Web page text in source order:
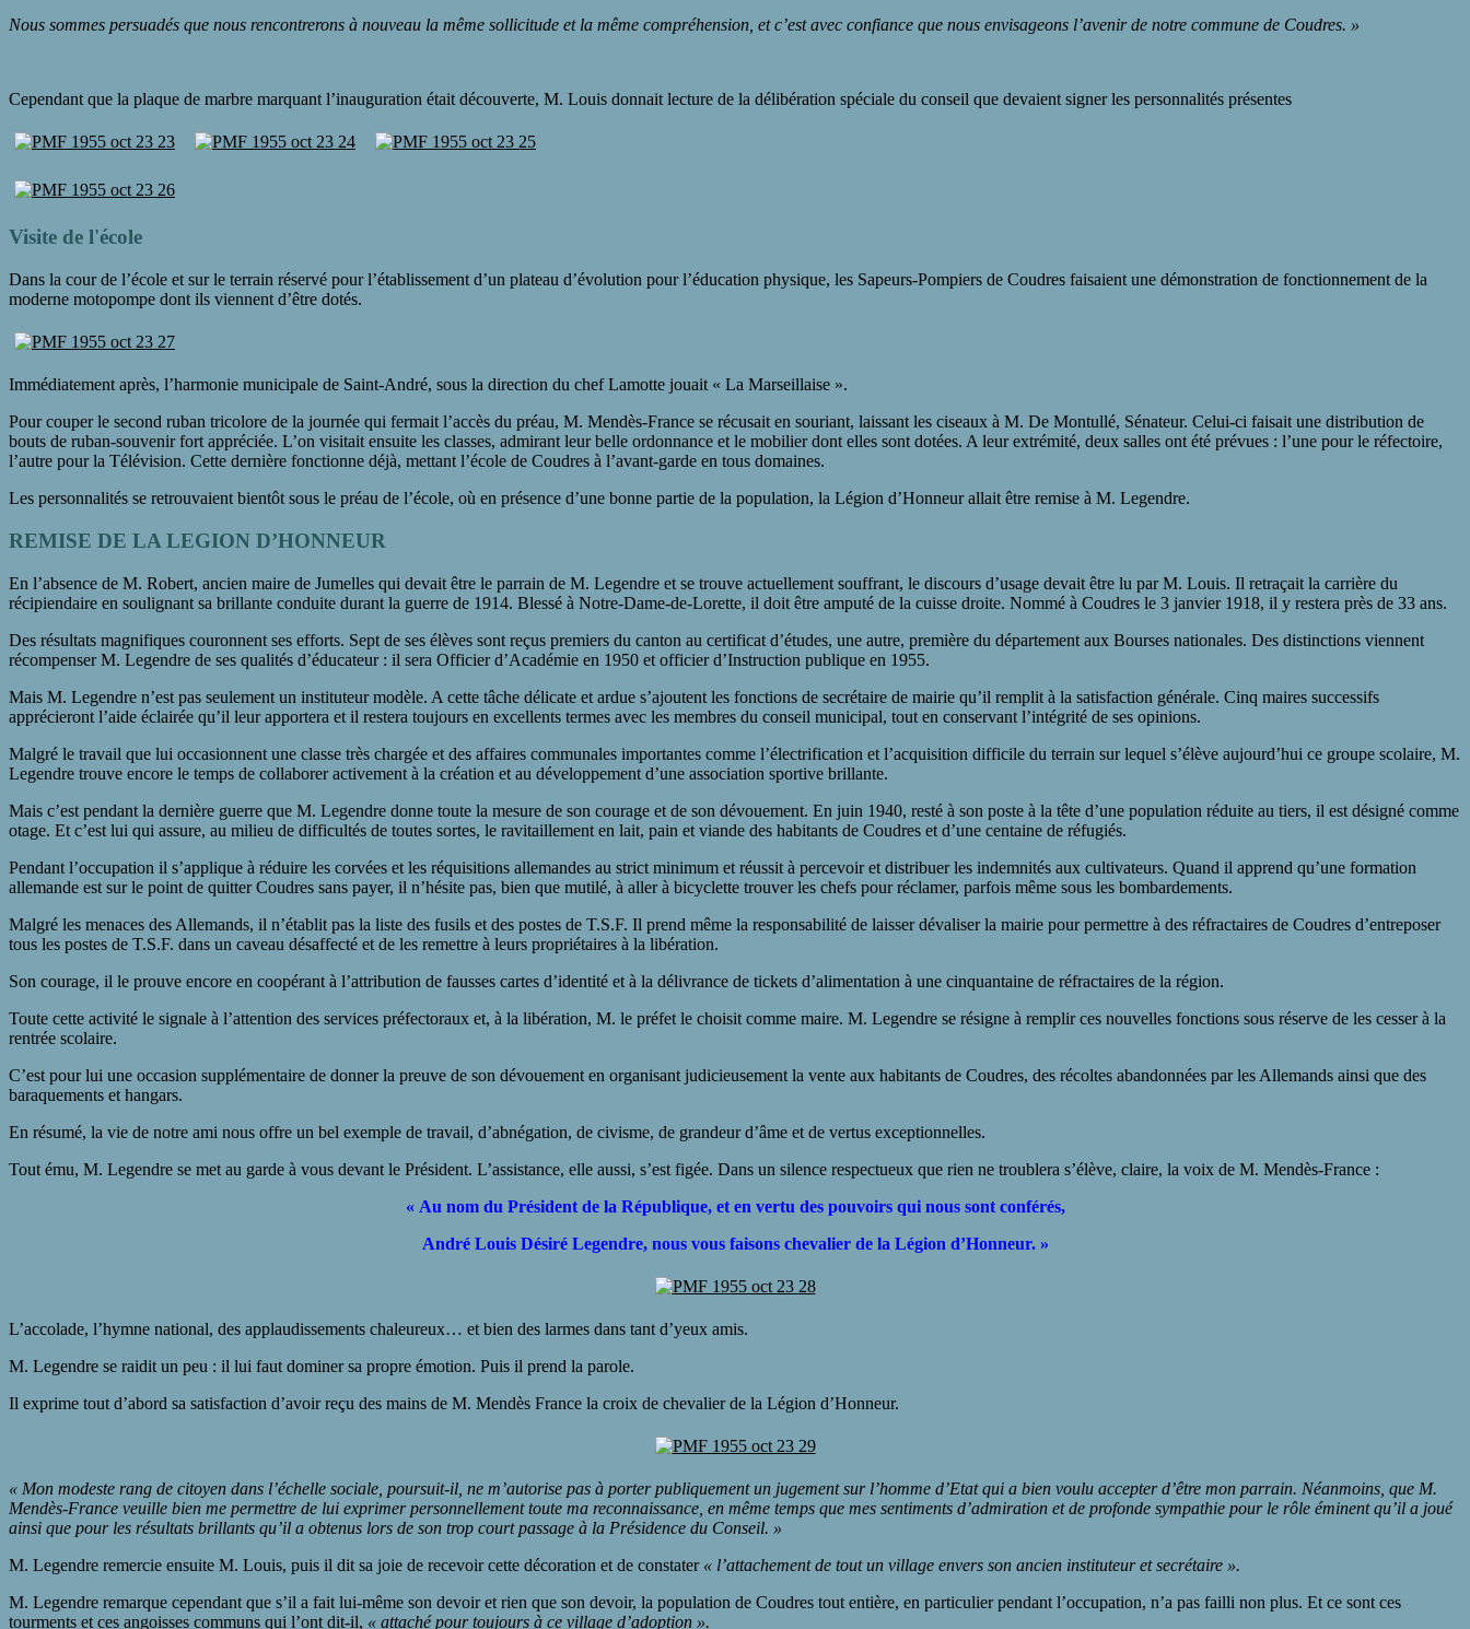
Nous sommes persuadés que nous rencontrerons à nouveau la même sollicitude et la même compréhension, et c’est avec confiance que nous envisageons l’avenir de notre commune de Coudres. »
Cependant que la plaque de marbre marquant l’inauguration était découverte, M. Louis donnait lecture de la délibération spéciale du conseil que devaient signer les personnalités présentes
Visite de l'école
Dans la cour de l’école et sur le terrain réservé pour l’établissement d’un plateau d’évolution pour l’éducation physique, les Sapeurs-Pompiers de Coudres faisaient une démonstration de fonctionnement de la
moderne motopompe dont ils viennent d’être dotés.
Immédiatement après, l’harmonie municipale de Saint-André, sous la direction du chef Lamotte jouait « La Marseillaise ».
Pour couper le second ruban tricolore de la journée qui fermait l’accès du préau, M. Mendès-France se récusait en souriant, laissant les ciseaux à M. De Montullé, Sénateur. Celui-ci faisait une distribution de
bouts de ruban-souvenir fort appréciée. L’on visitait ensuite les classes, admirant leur belle ordonnance et le mobilier dont elles sont dotées. A leur extrémité, deux salles ont été prévues : l’une pour le réfectoire,
l’autre pour la Télévision. Cette dernière fonctionne déjà, mettant l’école de Coudres à l’avant-garde en tous domaines.
Les personnalités se retrouvaient bientôt sous le préau de l’école, où en présence d’une bonne partie de la population, la Légion d’Honneur allait être remise à M. Legendre.
REMISE DE LA LEGION D’HONNEUR
En l’absence de M. Robert, ancien maire de Jumelles qui devait être le parrain de M. Legendre et se trouve actuellement souffrant, le discours d’usage devait être lu par M. Louis. Il retraçait la carrière du
récipiendaire en soulignant sa brillante conduite durant la guerre de 1914. Blessé à Notre-Dame-de-Lorette, il doit être amputé de la cuisse droite. Nommé à Coudres le 3 janvier 1918, il y restera près de 33 ans.
Des résultats magnifiques couronnent ses efforts. Sept de ses élèves sont reçus premiers du canton au certificat d’études, une autre, première du département aux Bourses nationales. Des distinctions viennent
récompenser M. Legendre de ses qualités d’éducateur : il sera Officier d’Académie en 1950 et officier d’Instruction publique en 1955.
Mais M. Legendre n’est pas seulement un instituteur modèle. A cette tâche délicate et ardue s’ajoutent les fonctions de secrétaire de mairie qu’il remplit à la satisfaction générale. Cinq maires successifs
apprécieront l’aide éclairée qu’il leur apportera et il restera toujours en excellents termes avec les membres du conseil municipal, tout en conservant l’intégrité de ses opinions.
Malgré le travail que lui occasionnent une classe très chargée et des affaires communales importantes comme l’électrification et l’acquisition difficile du terrain sur lequel s’élève aujourd’hui ce groupe scolaire, M.
Legendre trouve encore le temps de collaborer activement à la création et au développement d’une association sportive brillante.
Mais c’est pendant la dernière guerre que M. Legendre donne toute la mesure de son courage et de son dévouement. En juin 1940, resté à son poste à la tête d’une population réduite au tiers, il est désigné comme
otage. Et c’est lui qui assure, au milieu de difficultés de toutes sortes, le ravitaillement en lait, pain et viande des habitants de Coudres et d’une centaine de réfugiés.
Pendant l’occupation il s’applique à réduire les corvées et les réquisitions allemandes au strict minimum et réussit à percevoir et distribuer les indemnités aux cultivateurs. Quand il apprend qu’une formation
allemande est sur le point de quitter Coudres sans payer, il n’hésite pas, bien que mutilé, à aller à bicyclette trouver les chefs pour réclamer, parfois même sous les bombardements.
Malgré les menaces des Allemands, il n’établit pas la liste des fusils et des postes de T.S.F. Il prend même la responsabilité de laisser dévaliser la mairie pour permettre à des réfractaires de Coudres d’entreposer
tous les postes de T.S.F. dans un caveau désaffecté et de les remettre à leurs propriétaires à la libération.
Son courage, il le prouve encore en coopérant à l’attribution de fausses cartes d’identité et à la délivrance de tickets d’alimentation à une cinquantaine de réfractaires de la région.
Toute cette activité le signale à l’attention des services préfectoraux et, à la libération, M. le préfet le choisit comme maire. M. Legendre se résigne à remplir ces nouvelles fonctions sous réserve de les cesser à la
rentrée scolaire.
C’est pour lui une occasion supplémentaire de donner la preuve de son dévouement en organisant judicieusement la vente aux habitants de Coudres, des récoltes abandonnées par les Allemands ainsi que des
baraquements et hangars.
En résumé, la vie de notre ami nous offre un bel exemple de travail, d’abnégation, de civisme, de grandeur d’âme et de vertus exceptionnelles.
Tout ému, M. Legendre se met au garde à vous devant le Président. L’assistance, elle aussi, s’est figée. Dans un silence respectueux que rien ne troublera s’élève, claire, la voix de M. Mendès-France :
« Au nom du Président de la République, et en vertu des pouvoirs qui nous sont conférés,
André Louis Désiré Legendre, nous vous faisons chevalier de la Légion d’Honneur. »
L’accolade, l’hymne national, des applaudissements chaleureux… et bien des larmes dans tant d’yeux amis.
M. Legendre se raidit un peu : il lui faut dominer sa propre émotion. Puis il prend la parole.
Il exprime tout d’abord sa satisfaction d’avoir reçu des mains de M. Mendès France la croix de chevalier de la Légion d’Honneur.
« Mon modeste rang de citoyen dans l’échelle sociale, poursuit-il, ne m’autorise pas à porter publiquement un jugement sur l’homme d’Etat qui a bien voulu accepter d’être mon parrain. Néanmoins, que M.
Mendès-France veuille bien me permettre de lui exprimer personnellement toute ma reconnaissance, en même temps que mes sentiments d’admiration et de profonde sympathie pour le rôle éminent qu’il a joué
ainsi que pour les résultats brillants qu’il a obtenus lors de son trop court passage à la Présidence du Conseil. »
M. Legendre remercie ensuite M. Louis, puis il dit sa joie de recevoir cette décoration et de constater « l’attachement de tout un village envers son ancien instituteur et secrétaire ».
M. Legendre remarque cependant que s’il a fait lui-même son devoir et rien que son devoir, la population de Coudres tout entière, en particulier pendant l’occupation, n’a pas failli non plus. Et ce sont ces
tourments et ces angoisses communs qui l’ont dit-il, « attaché pour toujours à ce village d’adoption ».